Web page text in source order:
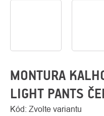
MONTURA
LIGHT PANTS
Kód: Zvolte variantu